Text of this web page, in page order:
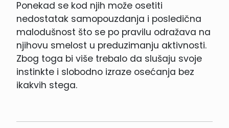
Ponekad se kod njih može osetiti
nedostatak samopouzdanja i posledična
malodušnost što se po pravilu odražava na
njihovu smelost u preduzimanju aktivnosti.
Zbog toga bi više trebalo da slušaju svoje
instinkte i slobodno izraze osećanja bez
ikakvih stega.